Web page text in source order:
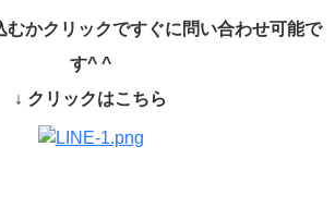
むかクリックですぐに問い合わせ可能で
す^ ^
↓ クリックはこちら